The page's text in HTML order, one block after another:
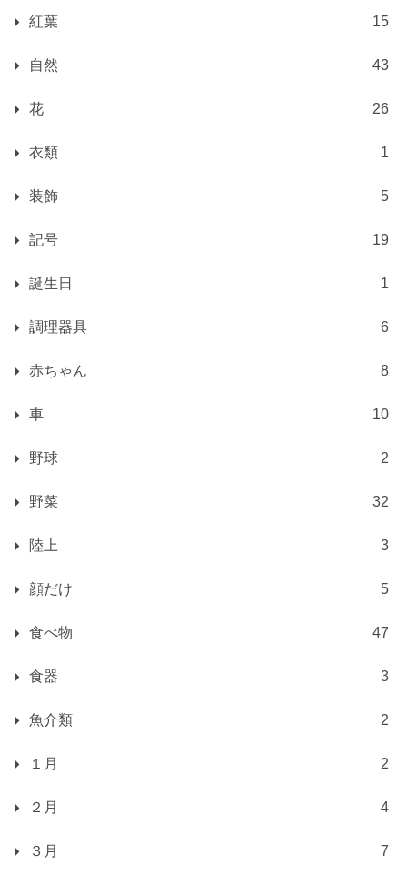
紅葉 15
自然 43
花 26
衣類 1
装飾 5
記号 19
誕生日 1
調理器具 6
赤ちゃん 8
車 10
野球 2
野菜 32
陸上 3
顔だけ 5
食べ物 47
食器 3
魚介類 2
１月 2
２月 4
３月 7